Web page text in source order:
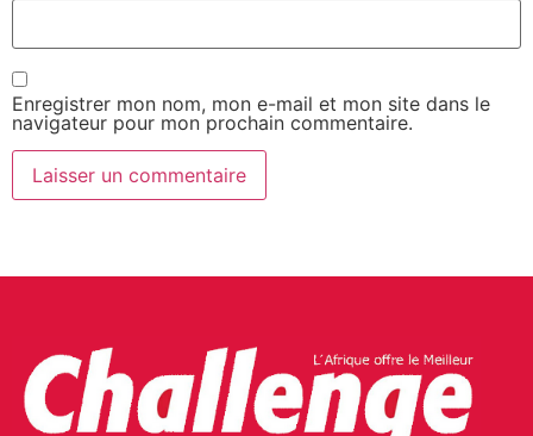
Enregistrer mon nom, mon e-mail et mon site dans le
navigateur pour mon prochain commentaire.